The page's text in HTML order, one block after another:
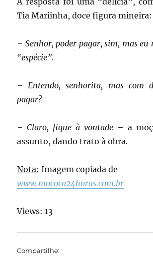
Tia Mariinha, doce figura mineira:
– Senhor, poder pagar, sim, mas eu
“espécie”.
– Entendo, senhorita, mas com
pagar?
– Claro, fique à vontade – a
assunto, dando trato à obra.
Nota: Imagem copiada de
www.mococa24horas.com.br
Views: 13
Compartilhe: